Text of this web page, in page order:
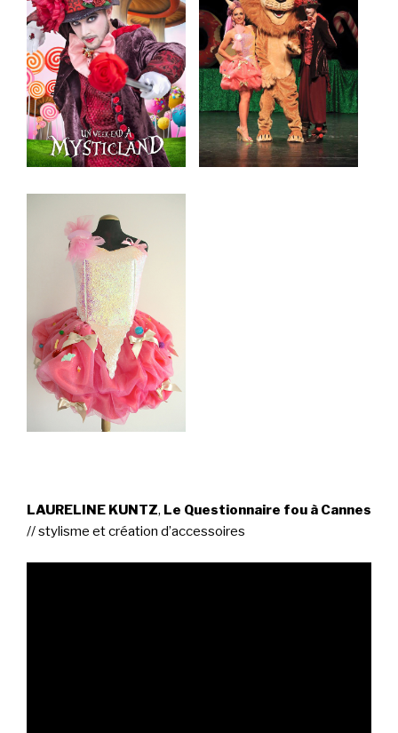
LAURELINE KUNTZ, Le Questionnaire fou à Cannes
// stylisme et création d’accessoires